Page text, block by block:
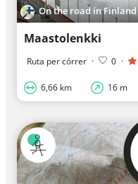
On the road in Finland
Maastolenkki
Ruta per córrer · 0 ·
6,66 km 16 m